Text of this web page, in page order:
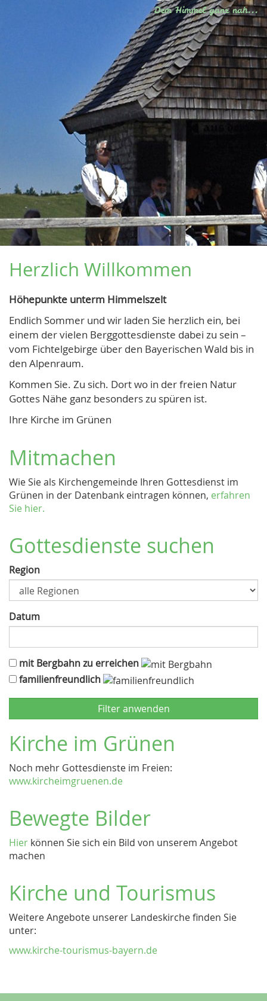
Dem Himmel ganz nah...
Herzlich Willkommen
Höhepunkte unterm Himmelszelt
Endlich Sommer und wir laden Sie herzlich ein, bei
einem der vielen Berggottesdienste dabei zu sein –
vom Fichtelgebirge über den Bayerischen Wald bis in
den Alpenraum.
Kommen Sie. Zu sich. Dort wo in der freien Natur
Gottes Nähe ganz besonders zu spüren ist.
Ihre Kirche im Grünen
Mitmachen
Wie Sie als Kirchengemeinde Ihren Gottesdienst im
Grünen in der Datenbank eintragen können, erfahren
Sie hier.
Gottesdienste suchen
Region
Datum
mit Bergbahn zu erreichen
familienfreundlich
Kirche im Grünen
Noch mehr Gottesdienste im Freien:
www.kircheimgruenen.de
Bewegte Bilder
Hier können Sie sich ein Bild von unserem Angebot
machen
Kirche und Tourismus
Weitere Angebote unserer Landeskirche finden Sie
unter:
www.kirche-tourismus-bayern.de